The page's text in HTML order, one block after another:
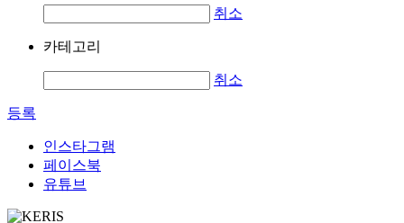
취소
카테고리
취소
등록
인스타그램
페이스북
유튜브